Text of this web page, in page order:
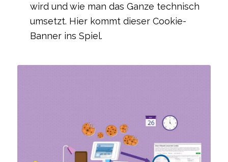
wird und wie man das Ganze technisch
umsetzt. Hier kommt dieser Cookie-
Banner ins Spiel.